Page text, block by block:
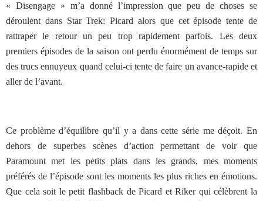
« Disengage » m’a donné l’impression que peu de choses se
déroulent dans Star Trek: Picard alors que cet épisode tente de
rattraper le retour un peu trop rapidement parfois. Les deux
premiers épisodes de la saison ont perdu énormément de temps sur
des trucs ennuyeux quand celui-ci tente de faire un avance-rapide et
aller de l’avant.
Ce problème d’équilibre qu’il y a dans cette série me déçoit. En
dehors de superbes scènes d’action permettant de voir que
Paramount met les petits plats dans les grands, mes moments
préférés de l’épisode sont les moments les plus riches en émotions.
Que cela soit le petit flashback de Picard et Riker qui célèbrent la